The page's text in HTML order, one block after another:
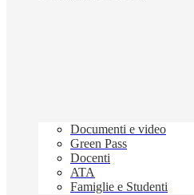
Documenti e video
Green Pass
Docenti
ATA
Famiglie e Studenti